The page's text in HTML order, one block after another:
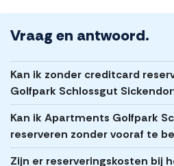
Vraag en antwoord.
Kan ik zonder creditcard
Golfpark Schlossgut
Kan ik Apartments Golfpark
reserveren zonder vooraf te
Zijn er reserveringskosten bij